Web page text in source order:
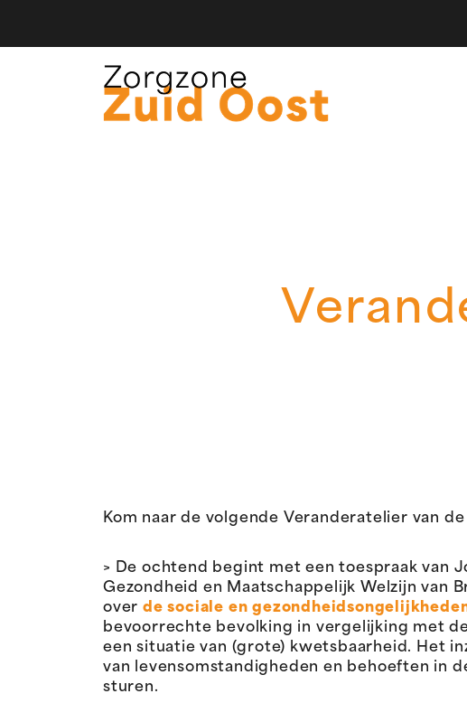
Kom naar de volgende Veranderatelier van
> De ochtend begint met een toespraak van
Gezondheid en Maatschappelijk Welzijn van
over de sociale en
bevoorrechte bevolking in vergelijking met
een situatie van (grote) kwetsbaarheid. Het
van levensomstandigheden en behoeften in
sturen.